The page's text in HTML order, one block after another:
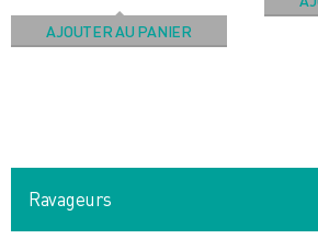
AJOUTER AU PANIER
Ravageurs